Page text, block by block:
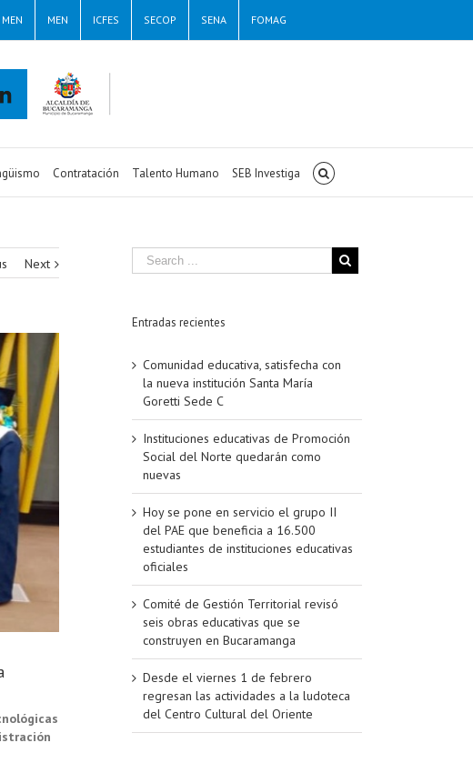
MEN ICFES SECOP SENA FOMAG
Contratación Talento Humano SEB Investiga
Next
Entradas recientes
Comunidad educativa, satisfecha con
la nueva institución Santa María
Goretti Sede C
Instituciones educativas de Promoción
Social del Norte quedarán como
nuevas
Hoy se pone en servicio el grupo II
del PAE que beneficia a 16.500
estudiantes de instituciones educativas
oficiales
Comité de Gestión Territorial revisó
seis obras educativas que se
construyen en Bucaramanga
Desde el viernes 1 de febrero
regresan las actividades a la ludoteca
del Centro Cultural del Oriente